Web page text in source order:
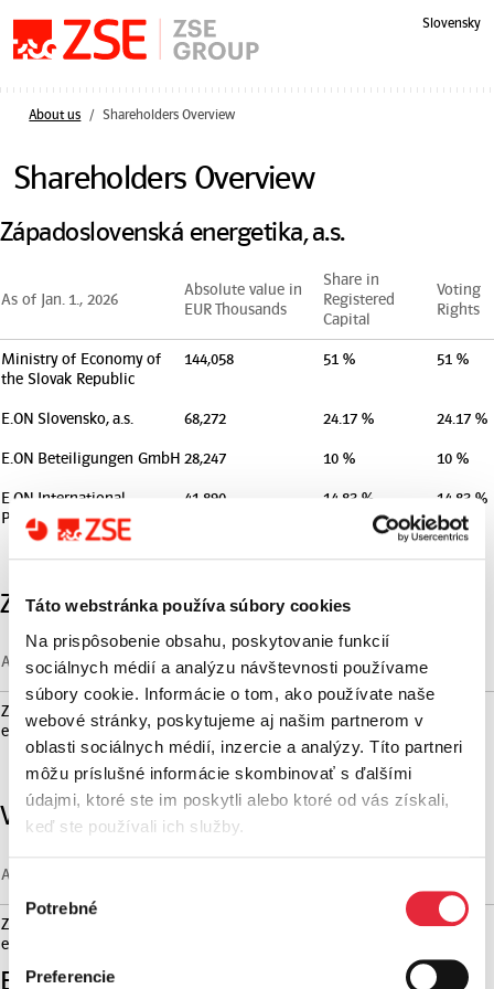
Táto webstránka používa súbory cookies
Na prispôsobenie obsahu, poskytovanie funkcií
sociálnych médií a analýzu návštevnosti používame
súbory cookie. Informácie o tom, ako používate naše
webové stránky, poskytujeme aj našim partnerom v
oblasti sociálnych médií, inzercie a analýzy. Títo partneri
môžu príslušné informácie skombinovať s ďalšími
údajmi, ktoré ste im poskytli alebo ktoré od vás získali,
keď ste používali ich služby.
Výber
súhlasu
Potrebné
Preferencie
Slovensky
About us Shareholders Overview
Shareholders Overview
Západoslovenská energetika, a.s.
As of Jan. 1., 2026
Absolute value in
EUR Thousands
Share in
Registered
Capital
Voting
Rights
Ministry of Economy of
the Slovak Republic
144,058 51 % 51 %
E.ON Slovensko, a.s. 68,272 24.17 % 24.17 %
E.ON Beteiligungen GmbH 28,247 10 % 10 %
E.ON International
Participations N.V.
41,890 14.83 % 14.83 %
Západoslovenská distribučná, a.s.
As of Jan. 1., 2026
Absolute value in EUR
Thousands
Share in
Registered Capital
Západoslovenská
energetika, a.s.
33,227 100%
Východoslovenská distribučná, a.s.
As of Jan. 1., 2026
Západoslovenská
energetika, a.s.
100%
Energetika Slovensko, a.s.